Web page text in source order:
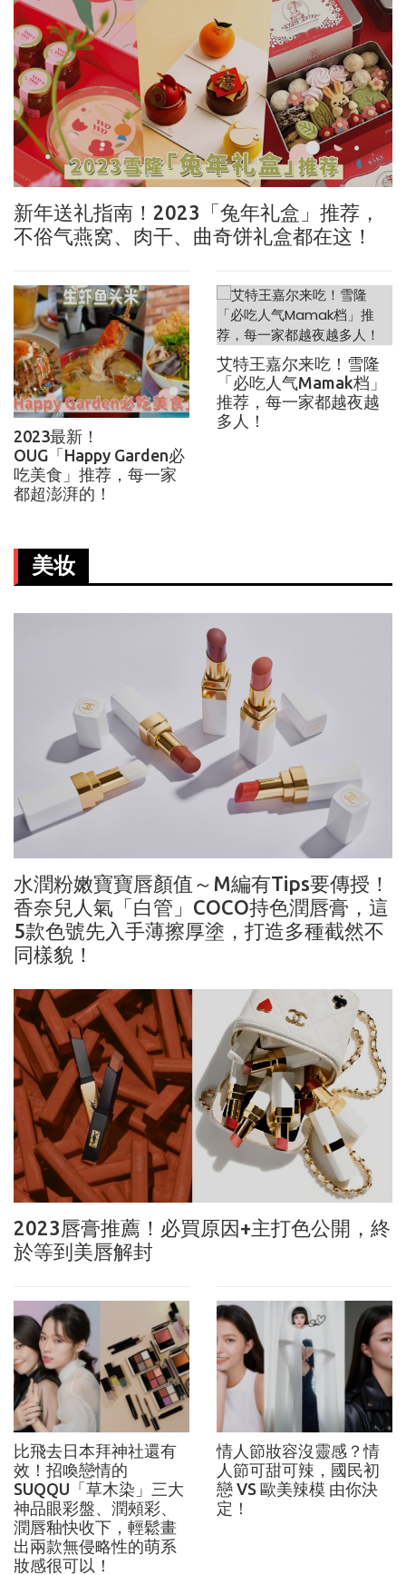
新年送礼指南！2023「兔年礼盒」推荐，
不俗气燕窝、肉干、曲奇饼礼盒都在这！
2023最新！
OUG「Happy Garden必
吃美食」推荐，每一家
都超澎湃的！
艾特王嘉尔来吃！雪隆
「必吃人气Mamak档」
推荐，每一家都越夜越
多人！
美妆
水潤粉嫩寶寶唇顏值～M編有Tips要傳授！
香奈兒人氣「白管」COCO持色潤唇膏，這
5款色號先入手薄擦厚塗，打造多種截然不
同樣貌！
2023唇膏推薦！必買原因+主打色公開，終
於等到美唇解封
比飛去日本拜神社還有
效！招喚戀情的
SUQQU「草木染」三大
神品眼彩盤、潤頰彩、
潤唇釉快收下，輕鬆畫
出兩款無侵略性的萌系
妝感很可以！
情人節妝容沒靈感？情
人節可甜可辣，國民初
戀 VS 歐美辣模 由你決
定！